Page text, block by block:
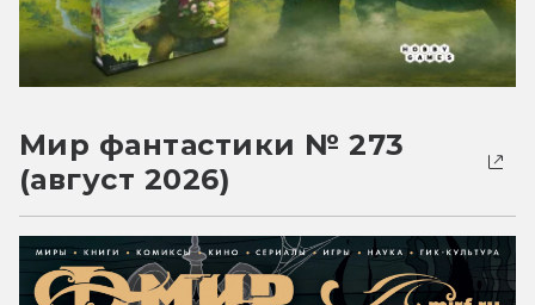
Мир фантастики № 273
(август 2026)